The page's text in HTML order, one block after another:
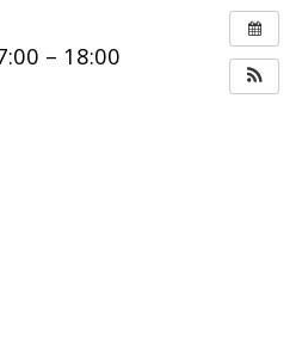
– 18:00